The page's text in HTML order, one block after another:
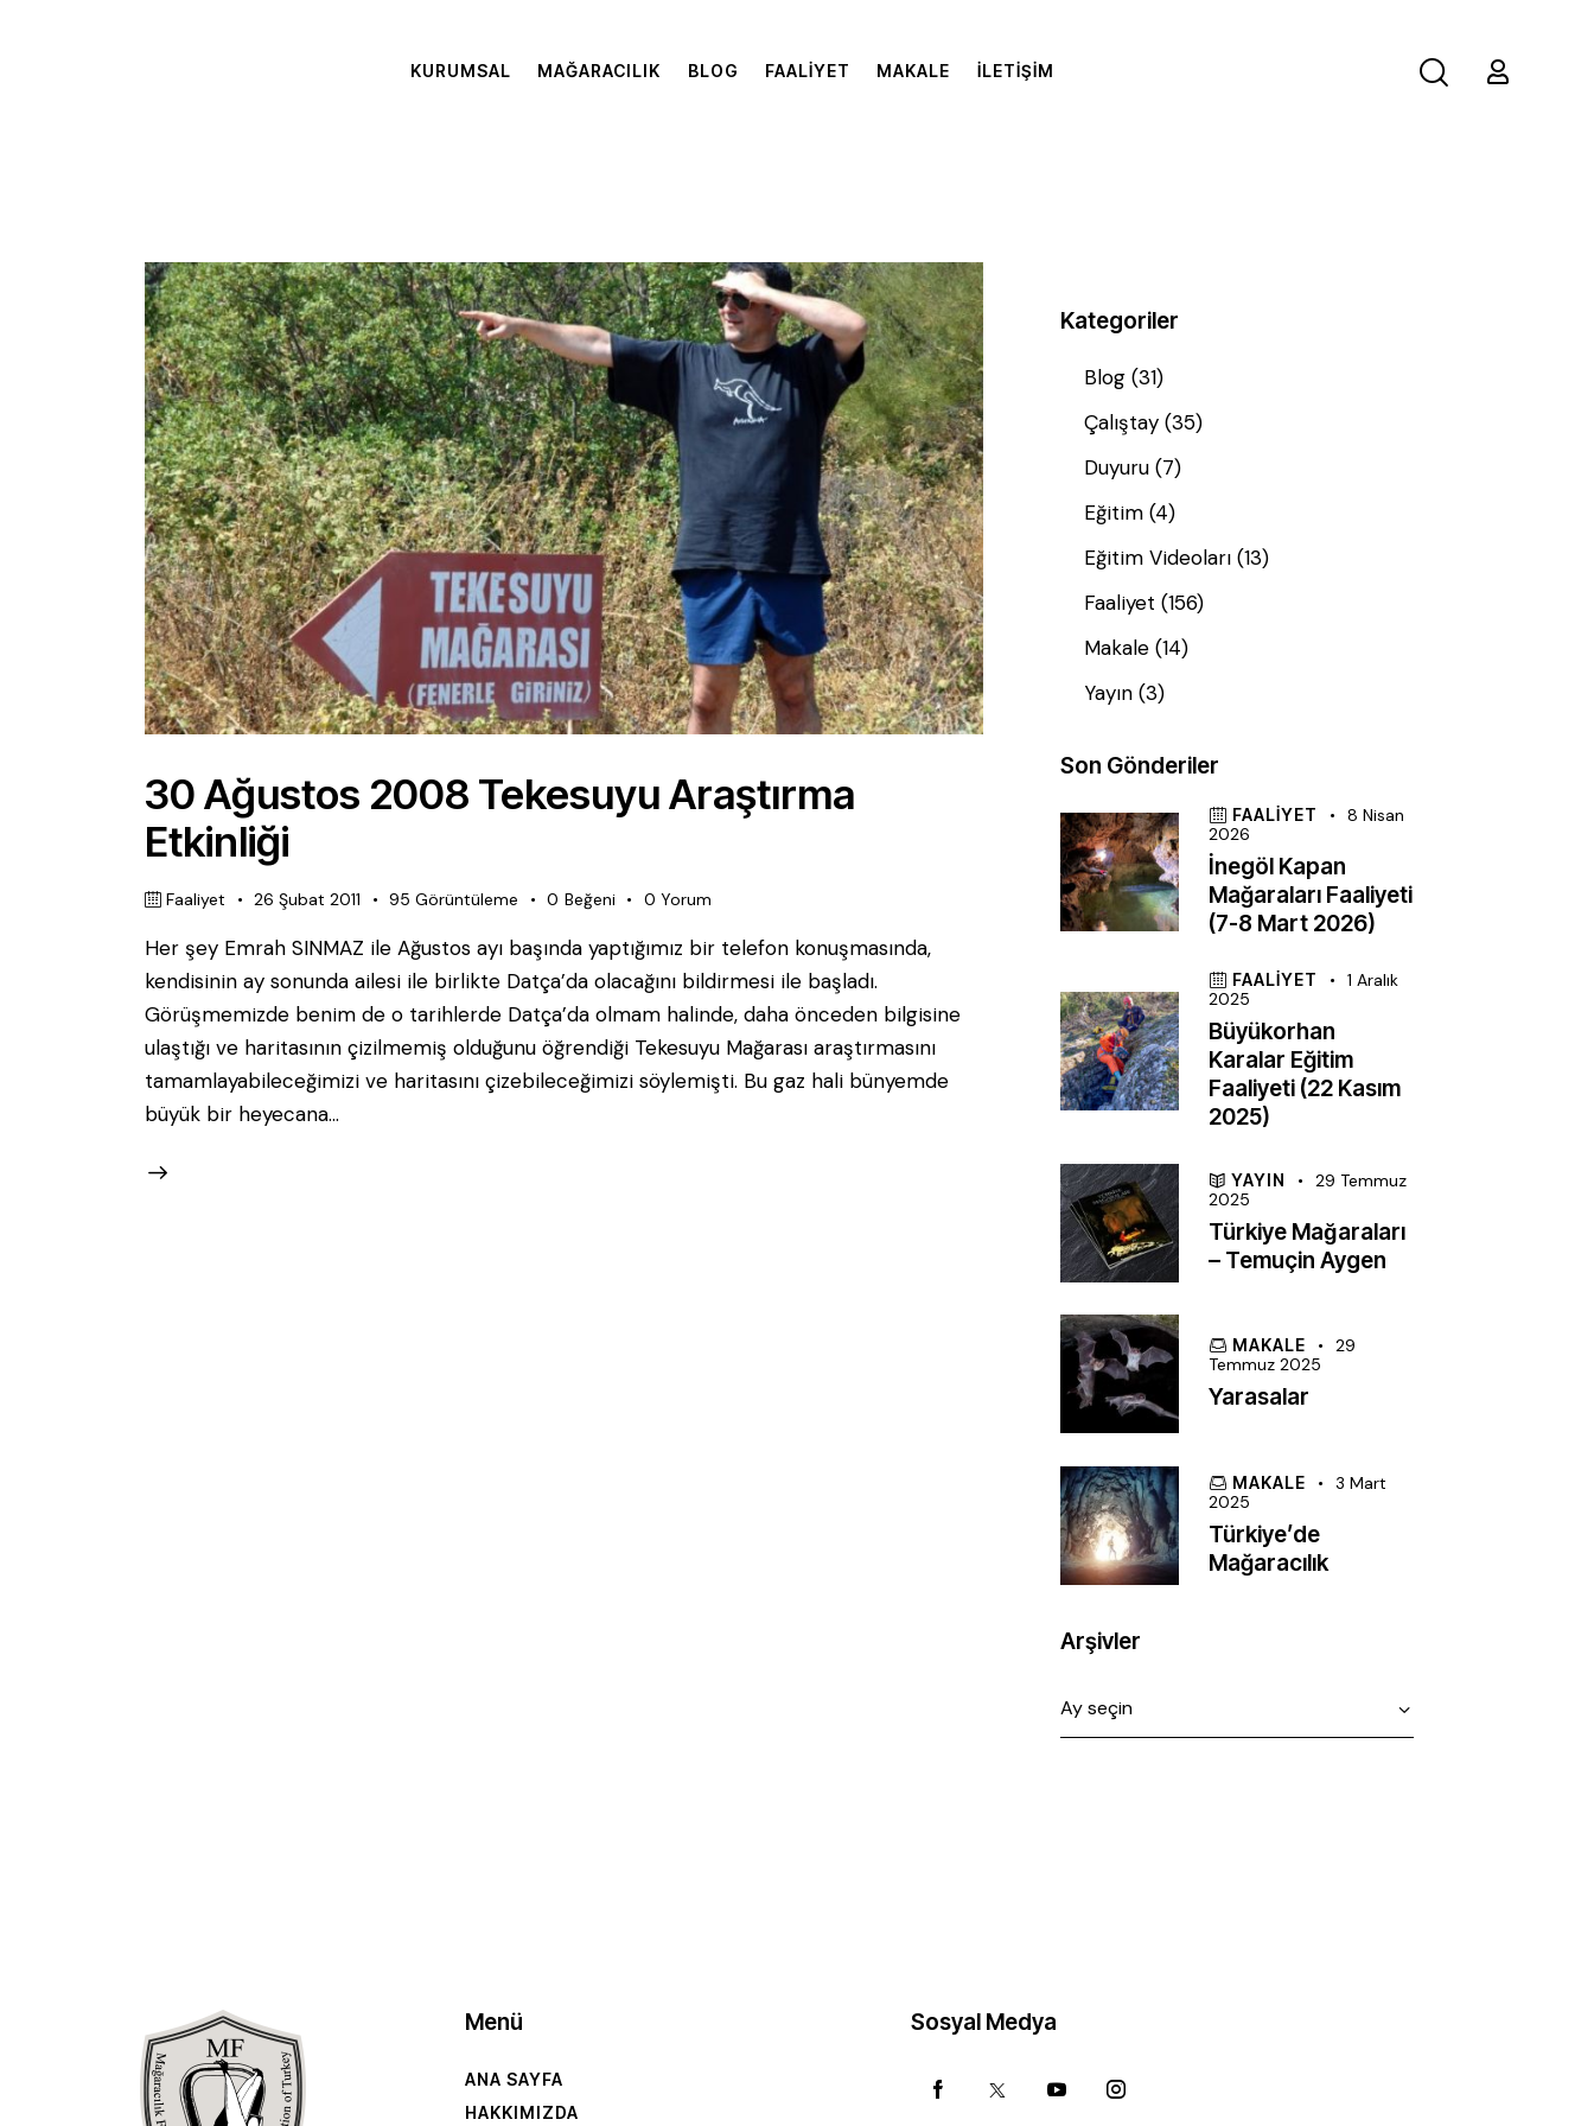
KURUMSAL MAĞARACILIK BLOG FAALIYET MAKALE İLETIŞIM
30 Ağustos 2008 Tekesuyu Araştırma
Etkinliği
Faaliyet 26 Şubat 2011 95 Görüntüleme 0 Beğeni 0 Yorum
Her şey Emrah SINMAZ ile Ağustos ayı başında yaptığımız bir telefon konuşmasında,
kendisinin ay sonunda ailesi ile birlikte Datça’da olacağını bildirmesi ile başladı.
Görüşmemizde benim de o tarihlerde Datça’da olmam halinde, daha önceden bilgisine
ulaştığı ve haritasının çizilmemiş olduğunu öğrendiği Tekesuyu Mağarası araştırmasını
tamamlayabileceğimizi ve haritasını çizebileceğimizi söylemişti. Bu gaz hali bünyemde
büyük bir heyecana…
Kategoriler
Blog (31)
Çalıştay (35)
Duyuru (7)
Eğitim (4)
Eğitim Videoları (13)
Faaliyet (156)
Makale (14)
Yayın (3)
Son Gönderiler
FAALIYET
8 Nisan
2026
İnegöl Kapan
Mağaraları Faaliyeti
(7-8 Mart 2026)
FAALIYET
1 Aralık
2025
Büyükorhan
Karalar Eğitim
Faaliyeti (22 Kasım
2025)
YAYIN
29 Temmuz
2025
Türkiye Mağaraları
– Temuçin Aygen
MAKALE
29
Temmuz 2025
Yarasalar
MAKALE
3 Mart
2025
Türkiye’de
Mağaracılık
Arşivler
Menü
ANA SAYFA
HAKKIMIZDA
Sosyal Medya